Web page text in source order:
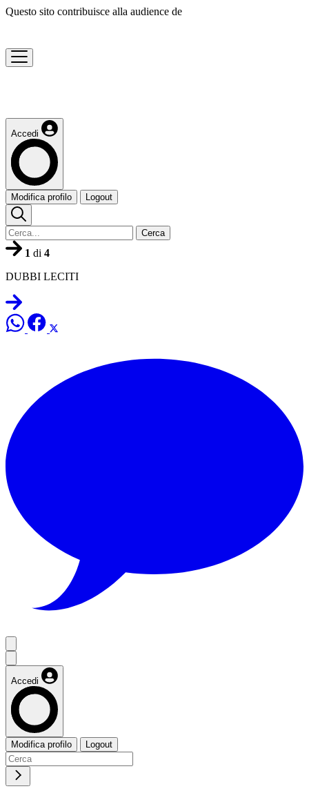
Questo sito contribuisce alla audience de
Accedi
Modifica profilo Logout
Cerca
1 di 4
DUBBI LECITI
Accedi
Modifica profilo Logout